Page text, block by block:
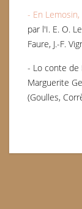
- En Lemosin,
par l'I. E. O.
Faure, J.-F.
- Lo conte de
Marguerite
(Goulles,